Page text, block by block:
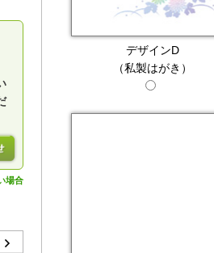
デザインD
（私製はがき）
場合